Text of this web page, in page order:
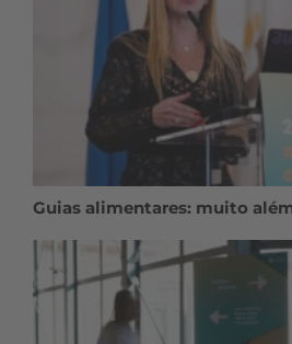
Guias alimentares: muito